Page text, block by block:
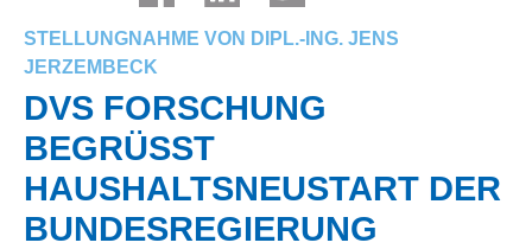
STELLUNGNAHME VON DIPL.-ING. JENS
JERZEMBECK
DVS FORSCHUNG
BEGRÜSST H
AUSHALTSNEUSTART DER B
UNDESREGIERUNG